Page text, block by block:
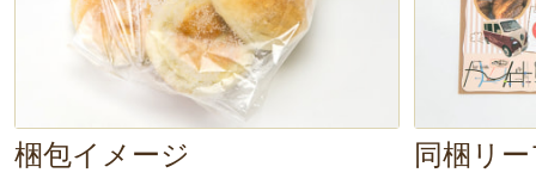
梱包イメージ 同梱リ